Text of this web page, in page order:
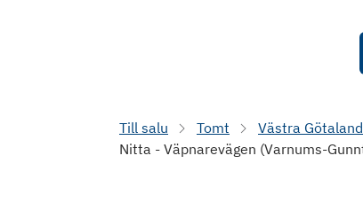
Till salu Tomt Västra Götaland
Nitta - Väpnarevägen (Varnums-